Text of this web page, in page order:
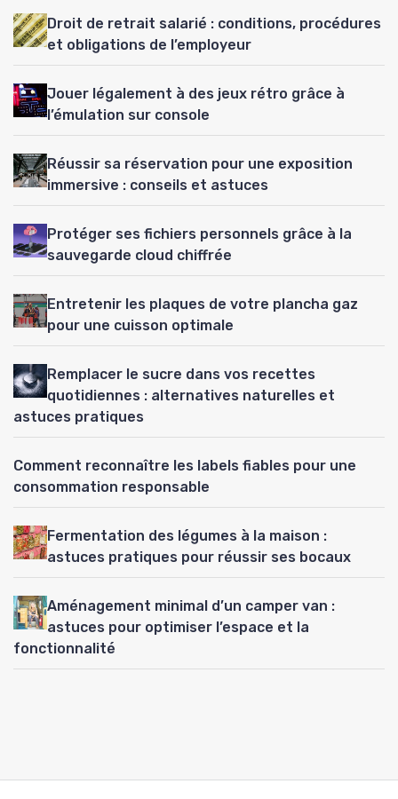
Droit de retrait salarié : conditions, procédures
et obligations de l’employeur
Jouer légalement à des jeux rétro grâce à
l’émulation sur console
Réussir sa réservation pour une exposition
immersive : conseils et astuces
Protéger ses fichiers personnels grâce à la
sauvegarde cloud chiffrée
Entretenir les plaques de votre plancha gaz
pour une cuisson optimale
Remplacer le sucre dans vos recettes
quotidiennes : alternatives naturelles et
astuces pratiques
Comment reconnaître les labels fiables pour une
consommation responsable
Fermentation des légumes à la maison :
astuces pratiques pour réussir ses bocaux
Aménagement minimal d’un camper van :
astuces pour optimiser l’espace et la
fonctionnalité